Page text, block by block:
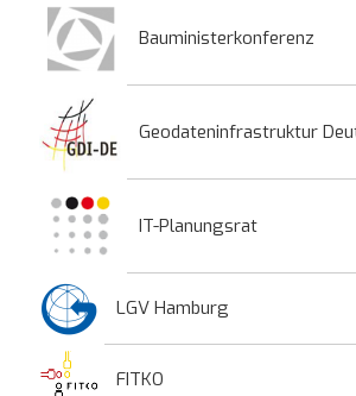
Bauministerkonferenz
Geodateninfrastruktur
IT-Planungsrat
LGV Hamburg
FITKO